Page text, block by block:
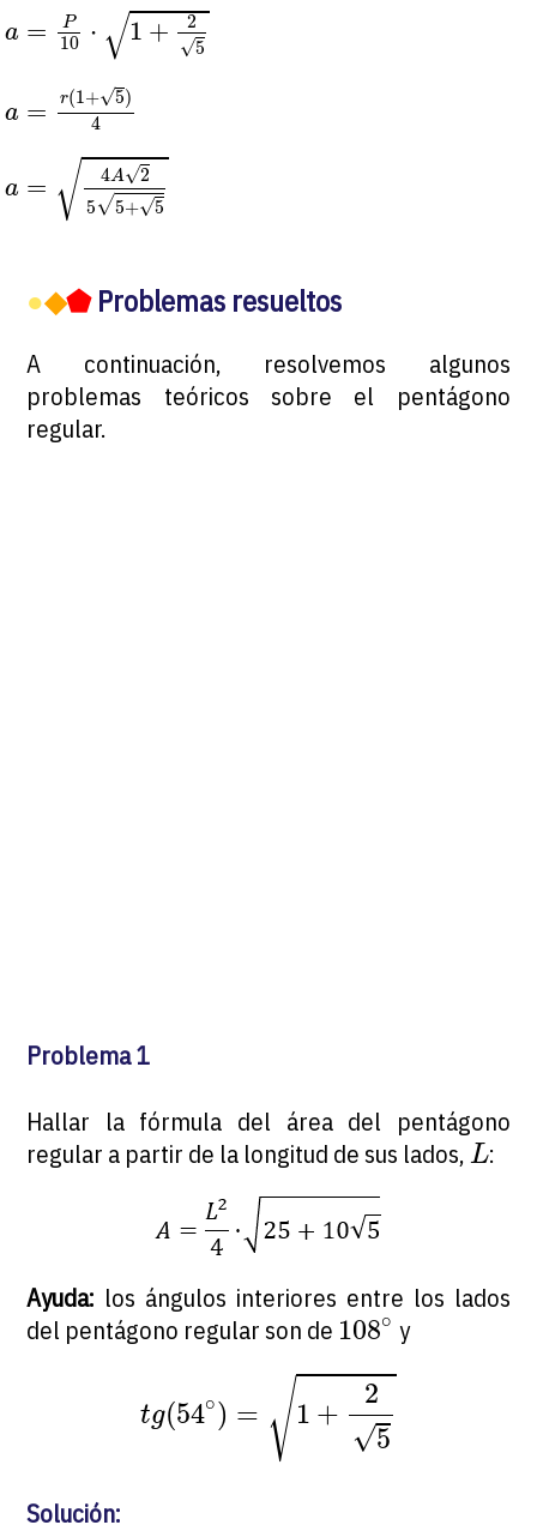
a = P
10 ⋅ √1 +
2
√5
10⋅ 5
a = r(1+√5)
4
1+5) 4
a = √ 4A√2
5√5+√5
55+5
●◆⬟ Problemas resueltos
A continuación, resolvemos algunos
problemas teóricos sobre el pentágono
regular.
Problema 1
Hallar la fórmula del área del pentágono
regular a partir de la longitud de sus lados,L
L :
Ayuda: los ángulos interiores entre los lados
del pentágono regular son de 108∘
108∘y
tg(54∘) = √1 +
2
√5
1+25
Solución: